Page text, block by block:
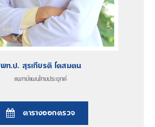
แพทย์แผนไทยประยุกต์
พท.ป. สุรเกียรติ โตสมตน
ตารางออกตรวจ